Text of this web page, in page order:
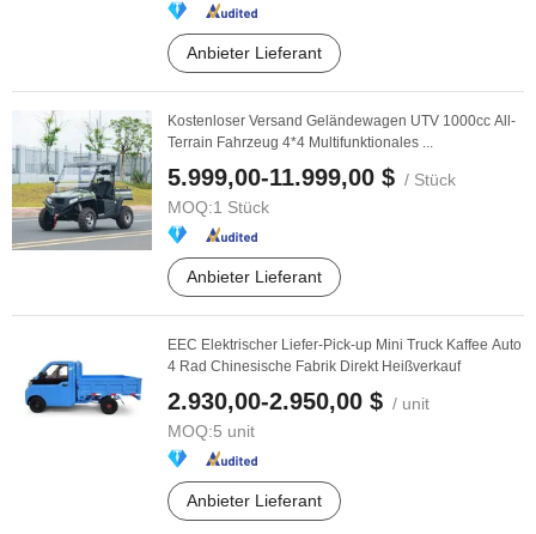
Anbieter Lieferant
Kostenloser Versand Geländewagen UTV 1000cc All-
Terrain Fahrzeug 4*4 Multifunktionales ...
5.999,00-11.999,00 $ / Stück
MOQ:1 Stück
Anbieter Lieferant
EEC Elektrischer Liefer-Pick-up Mini Truck Kaffee Auto
4 Rad Chinesische Fabrik Direkt Heißverkauf
2.930,00-2.950,00 $ / unit
MOQ:5 unit
Anbieter Lieferant